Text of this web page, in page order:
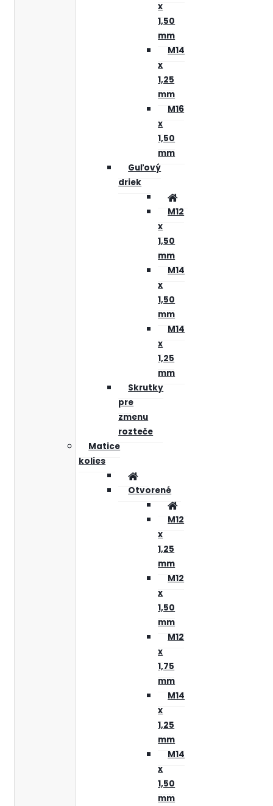
x
1,50
mm
M14
x
1,25
mm
M16
x
1,50
mm
Guľový
driek
M12
x
1,50
mm
M14
x
1,50
mm
M14
x
1,25
mm
Skrutky
pre
zmenu
rozteče
Matice
kolies
Otvorené
M12
x
1,25
mm
M12
x
1,50
mm
M12
x
1,75
mm
M14
x
1,25
mm
M14
x
1,50
mm